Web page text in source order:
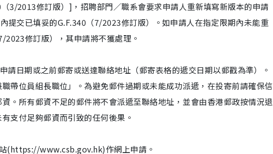
3/2013修訂版）]，招聘部門／職系會要求申請人重新填寫新版本的申請
提交已填妥的G.F.340（7/2023修訂版）。如申請人在指定限期內未能重
修訂版），其申請將不獲處理。
請日期或之前郵寄或送達聯絡地址（郵寄表格的遞交日期以郵戳為準）。
帶位員組長職位」。為避免郵件過期或未能成功派遞，在投寄前請確保信
。所有郵資不足的郵件將不會派遞至聯絡地址，並會由香港郵政按情況退
支付足夠郵資而引致的任何後果。
(https://www.csb.gov.hk)作網上申請。